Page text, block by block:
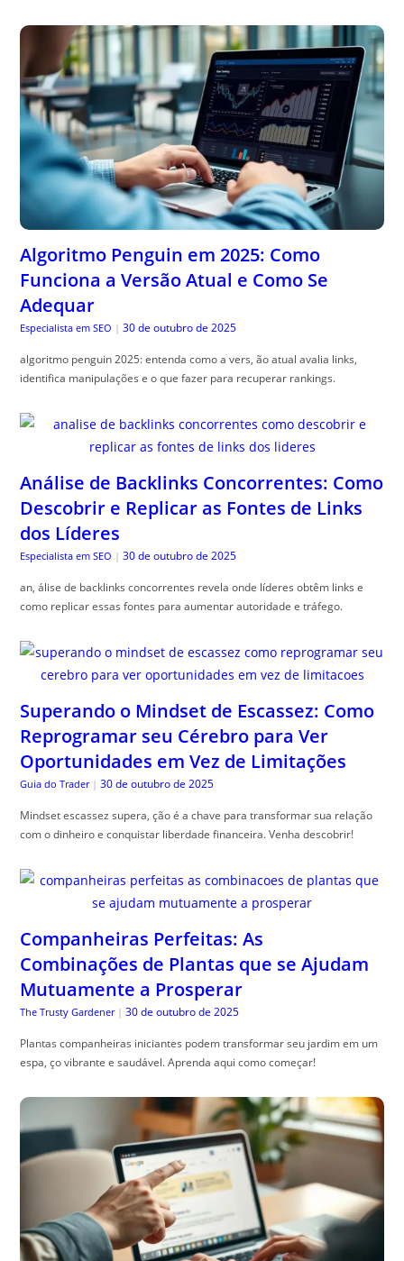
Algoritmo Penguin em 2025: Como
Funciona a Versão Atual e Como Se
Adequar
Especialista em SEO | 30 de outubro de 2025
algoritmo penguin 2025: entenda como a vers, ão atual avalia links,
identifica manipulações e o que fazer para recuperar rankings.
Análise de Backlinks Concorrentes: Como
Descobrir e Replicar as Fontes de Links
dos Líderes
Especialista em SEO | 30 de outubro de 2025
an, álise de backlinks concorrentes revela onde líderes obtêm links e
como replicar essas fontes para aumentar autoridade e tráfego.
Superando o Mindset de Escassez: Como
Reprogramar seu Cérebro para Ver
Oportunidades em Vez de Limitações
Guia do Trader | 30 de outubro de 2025
Mindset escassez supera, ção é a chave para transformar sua relação
com o dinheiro e conquistar liberdade financeira. Venha descobrir!
Companheiras Perfeitas: As
Combinações de Plantas que se Ajudam
Mutuamente a Prosperar
The Trusty Gardener | 30 de outubro de 2025
Plantas companheiras iniciantes podem transformar seu jardim em um
espa, ço vibrante e saudável. Aprenda aqui como começar!